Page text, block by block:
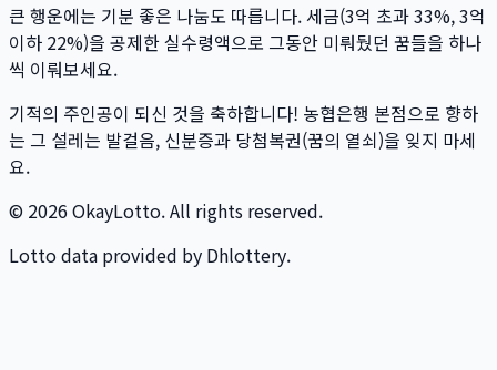
큰 행운에는 기분 좋은 나눔도 따릅니다. 세금(3억 초과 33%, 3억
이하 22%)을 공제한 실수령액으로 그동안 미뤄뒀던 꿈들을 하나
씩 이뤄보세요.
기적의 주인공이 되신 것을 축하합니다! 농협은행 본점으로 향하
는 그 설레는 발걸음, 신분증과 당첨복권(꿈의 열쇠)을 잊지 마세
요.
© 2026 OkayLotto. All rights reserved.
Lotto data provided by Dhlottery.